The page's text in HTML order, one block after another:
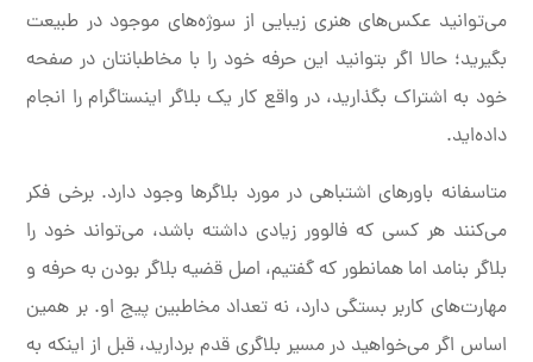
می‌توانید عکس‌های هنری زیبایی از سوژه‌های موجود در طبیعت
بگیرید؛ حالا اگر بتوانید این حرفه خود را با مخاطبانتان در صفحه
خود به اشتراک بگذارید، در واقع کار یک بلاگر اینستاگرام را انجام
داده‌اید.
متاسفانه باورهای اشتباهی در مورد بلاگرها وجود دارد. برخی فکر
می‌کنند هر کسی که فالوور زیادی داشته باشد، می‌تواند خود را
بلاگر بنامد اما همانطور که گفتیم، اصل قضیه بلاگر بودن به حرفه و
مهارت‌های کاربر بستگی دارد، نه تعداد مخاطبین پیج او. بر همین
اساس اگر می‌خواهید در مسیر بلاگری قدم بردارید، قبل از اینکه به